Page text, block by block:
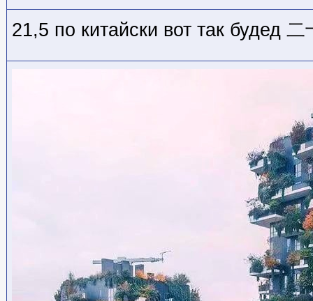
21,5 по китайски вот так будед